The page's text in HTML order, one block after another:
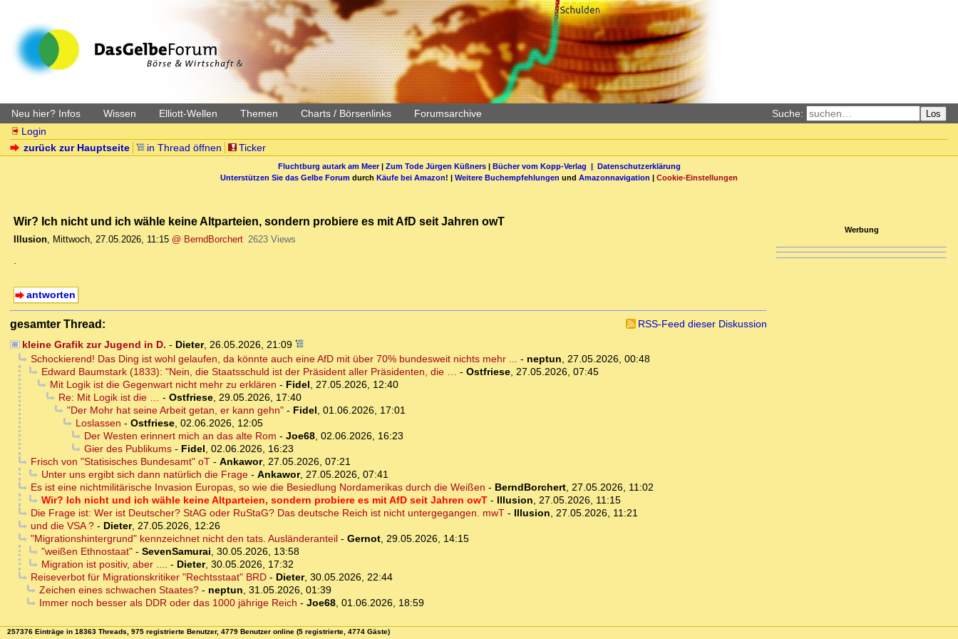
Neu hier? Infos Wissen Elliott-Wellen Themen Charts / Börsenlinks Forumsarchive Suche: Los
Login
zurück zur Hauptseite
in Thread öffnen Ticker
Fluchtburg autark am Meer| Zum Tode Jürgen Küßners| Bücher vom Kopp-Verlag | Datenschutzerklärung
Unterstützen Sie das Gelbe Forum durch Käufe bei Amazon! | Weitere Buchempfehlungen und Amazonnavigation | Cookie-Einstellungen
Wir? Ich nicht und ich wähle keine Altparteien, sondern probiere es mit AfD seit Jahren owT
Illusion, Mittwoch, 27.05.2026, 11:15 @ BerndBorchert 2623 Views
.
antworten
gesamter Thread:
RSS-Feed dieser Diskussion
kleine Grafik zur Jugend in D. - Dieter, 26.05.2026, 21:09
Schockierend! Das Ding ist wohl gelaufen, da könnte auch eine AfD mit über 70% bundesweit nichts mehr ... - neptun, 27.05.2026, 00:48
Edward Baumstark (1833): "Nein, die Staatsschuld ist der Präsident aller Präsidenten, die … - Ostfriese, 27.05.2026, 07:45
Mit Logik ist die Gegenwart nicht mehr zu erklären - Fidel, 27.05.2026, 12:40
Re: Mit Logik ist die … - Ostfriese, 29.05.2026, 17:40
"Der Mohr hat seine Arbeit getan, er kann gehn"- Fidel, 01.06.2026, 17:01
Loslassen - Ostfriese, 02.06.2026, 12:05
Der Westen erinnert mich an das alte Rom - Joe68, 02.06.2026, 16:23
Gier des Publikums- Fidel, 02.06.2026, 16:23
Frisch von "Statisisches Bundesamt" oT- Ankawor, 27.05.2026, 07:21
Unter uns ergibt sich dann natürlich die Frage- Ankawor, 27.05.2026, 07:41
Es ist eine nichtmilitärische Invasion Europas, so wie die Besiedlung Nordamerikas durch die Weißen - BerndBorchert, 27.05.2026, 11:02
Wir? Ich nicht und ich wähle keine Altparteien, sondern probiere es mit AfD seit Jahren owT- Illusion, 27.05.2026, 11:15
Die Frage ist: Wer ist Deutscher? StAG oder RuStaG? Das deutsche Reich ist nicht untergegangen. mwT- Illusion, 27.05.2026, 11:21
und die VSA ?- Dieter, 27.05.2026, 12:26
"Migrationshintergrund" kennzeichnet nicht den tats. Ausländeranteil- Gernot, 29.05.2026, 14:15
"weißen Ethnostaat"- SevenSamurai, 30.05.2026, 13:58
Migration ist positiv, aber .... - Dieter, 30.05.2026, 17:32
Reiseverbot für Migrationskritiker "Rechtsstaat" BRD- Dieter, 30.05.2026, 22:44
Zeichen eines schwachen Staates?- neptun, 31.05.2026, 01:39
Immer noch besser als DDR oder das 1000 jährige Reich - Joe68, 01.06.2026, 18:59
Werbung
257376 Einträge in 18363 Threads, 975 registrierte Benutzer, 4779 Benutzer online (5 registrierte, 4774 Gäste)